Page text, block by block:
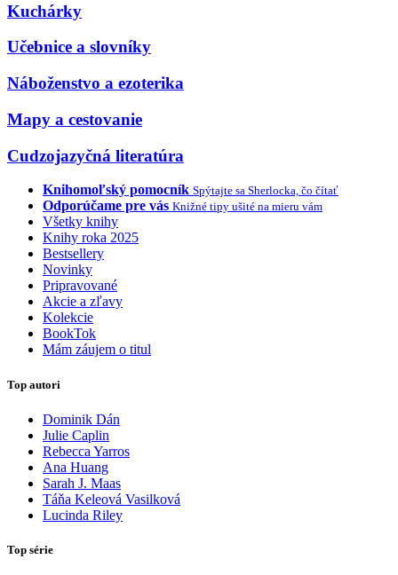
Kuchárky
Učebnice a slovníky
Náboženstvo a ezoterika
Mapy a cestovanie
Cudzojazyčná literatúra
Knihomoľský pomocník Spýtajte sa Sherlocka, čo čítať
Odporúčame pre vás Knižné tipy ušité na mieru vám
Všetky knihy
Knihy roka 2025
Bestsellery
Novinky
Pripravované
Akcie a zľavy
Kolekcie
BookTok
Mám záujem o titul
Top autori
Dominik Dán
Julie Caplin
Rebecca Yarros
Ana Huang
Sarah J. Maas
Táňa Keleová Vasilková
Lucinda Riley
Top série